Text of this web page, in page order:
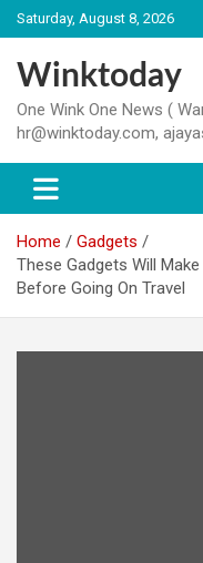
Skip
to
content
Saturday, August 8, 2026
Winktoday
One Wink One News (
hr@winktoday.com,
Home
Gadgets
These Gadgets Will
Before Going On Travel